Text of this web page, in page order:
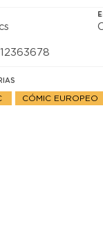
CÓMIC EUROPEO